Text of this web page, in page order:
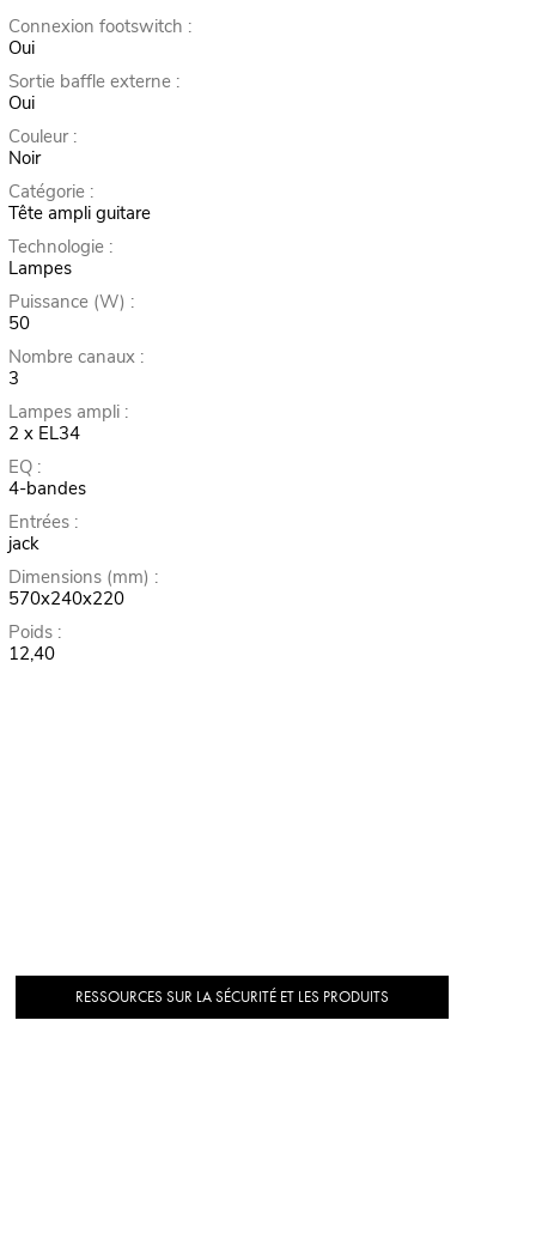
Connexion footswitch :
Oui
Sortie baffle externe :
Oui
Couleur :
Noir
Catégorie :
Tête ampli guitare
Technologie :
Lampes
Puissance (W) :
50
Nombre canaux :
3
Lampes ampli :
2 x EL34
EQ :
4-bandes
Entrées :
jack
Dimensions (mm) :
570x240x220
Poids :
12,40
RESSOURCES SUR LA SÉCURITÉ ET LES PRODUITS